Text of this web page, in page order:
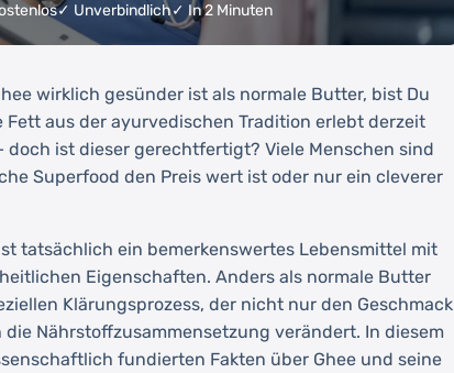
✓ Unverbindlich✓ In 2 Minuten
wirklich gesünder ist als normale Butter, bist Du
Fett aus der ayurvedischen Tradition erlebt derzeit
doch ist dieser gerechtfertigt? Viele Menschen sind
Superfood den Preis wert ist oder nur ein cleverer
tatsächlich ein bemerkenswertes Lebensmittel mit
Eigenschaften. Anders als normale Butter
Klärungsprozess, der nicht nur den Geschmack
Nährstoffzusammensetzung verändert. In diesem
fundierten Fakten über Ghee und seine